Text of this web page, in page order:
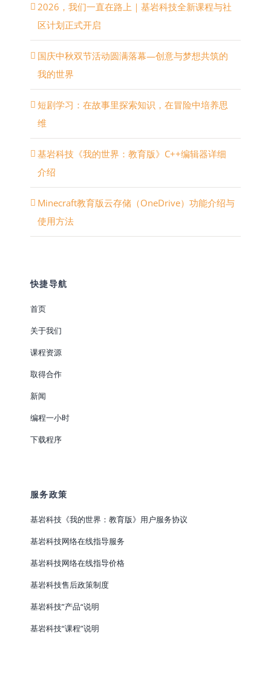
2026，我们一直在路上｜基岩科技全新课程与社
区计划正式开启
国庆中秋双节活动圆满落幕—创意与梦想共筑的
我的世界
短剧学习：在故事里探索知识，在冒险中培养思
维
基岩科技《我的世界：教育版》C++编辑器详细
介绍
Minecraft教育版云存储（OneDrive）功能介绍与
使用方法
快捷导航
首页
关于我们
课程资源
取得合作
新闻
编程一小时
下载程序
服务政策
基岩科技《我的世界：教育版》用户服务协议
基岩科技网络在线指导服务
基岩科技网络在线指导价格
基岩科技售后政策制度
基岩科技”产品“说明
基岩科技“课程”说明